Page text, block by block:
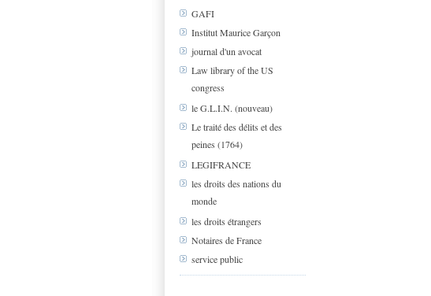
GAFI
Institut Maurice Garçon
journal d'un avocat
Law library of the US
congress
le G.L.I.N. (nouveau)
Le traité des délits et des
peines (1764)
LEGIFRANCE
les droits des nations du
monde
les droits étrangers
Notaires de France
service public